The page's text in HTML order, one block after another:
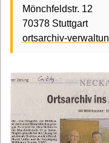
Mönchfeldstr. 12
70378 Stuttgart
ortsarchiv-